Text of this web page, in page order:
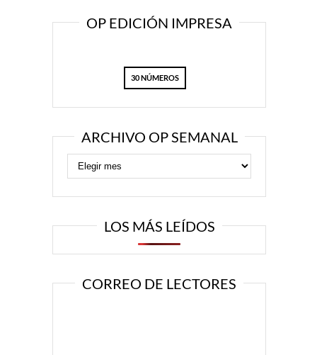
OP EDICIÓN IMPRESA
30 NÚMEROS
ARCHIVO OP SEMANAL
LOS MÁS LEÍDOS
CORREO DE LECTORES